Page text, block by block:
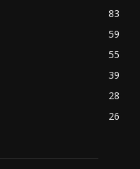
83
59
55
39
28
26